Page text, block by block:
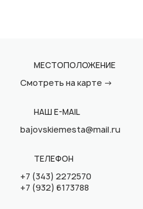
МЕСТОПОЛОЖЕНИЕ
Смотреть на карте →
НАШ E-MAIL
bajovskiemesta@mail.ru
ТЕЛЕФОН
+7 (343) 2272570
+7 (932) 6173788